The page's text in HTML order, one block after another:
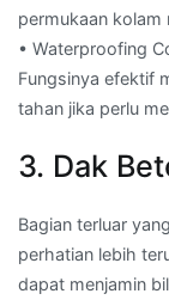
permukaan kolam
• Waterproofing
Fungsinya efektif
tahan jika perlu
3. Dak
Bagian terluar
perhatian lebih
dapat menjamin